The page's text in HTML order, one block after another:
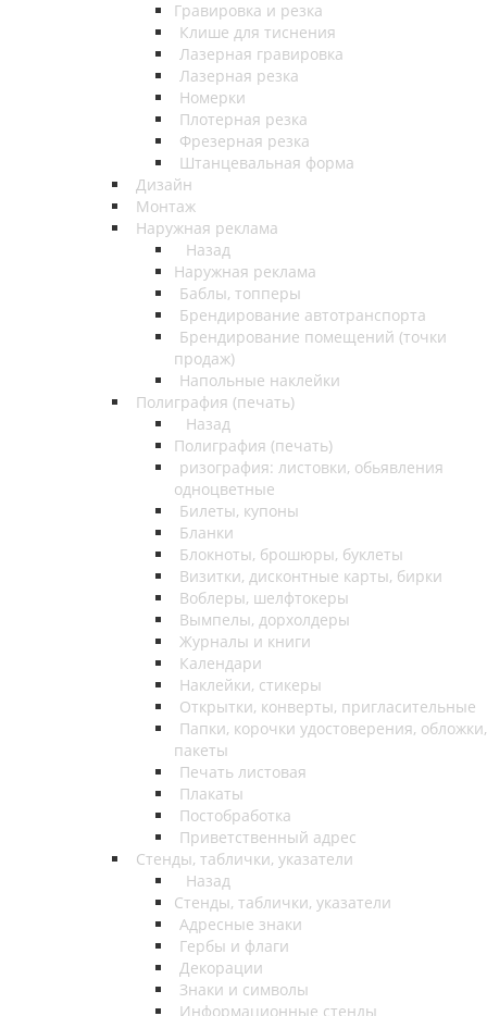
Гравировка и резка
Клише для тиснения
Лазерная гравировка
Лазерная резка
Номерки
Плотерная резка
Фрезерная резка
Штанцевальная форма
Дизайн
Монтаж
Наружная реклама
Назад
Наружная реклама
Баблы, топперы
Брендирование автотранспорта
Брендирование помещений (точки
продаж)
Напольные наклейки
Полиграфия (печать)
Назад
Полиграфия (печать)
ризография: листовки, обьявления
одноцветные
Билеты, купоны
Бланки
Блокноты, брошюры, буклеты
Визитки, дисконтные карты, бирки
Воблеры, шелфтокеры
Вымпелы, дорхолдеры
Журналы и книги
Календари
Наклейки, стикеры
Открытки, конверты, пригласительные
Папки, корочки удостоверения, обложки,
пакеты
Печать листовая
Плакаты
Постобработка
Приветственный адрес
Стенды, таблички, указатели
Назад
Стенды, таблички, указатели
Адресные знаки
Гербы и флаги
Декорации
Знаки и символы
Информационные стенды